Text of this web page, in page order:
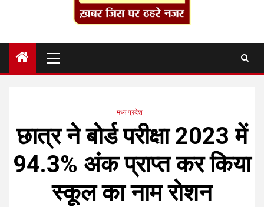
Menu
मध्य प्रदेश
छात्र ने बोर्ड परीक्षा 2023 में
94.3% अंक प्राप्त कर किया
स्कूल का नाम रोशन